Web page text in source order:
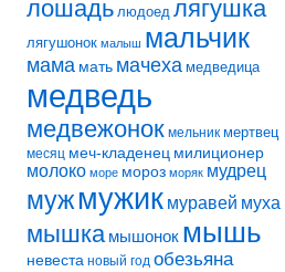
лошадь людоед лягушка
лягушонок малыш мальчик
мама мать мачеха медведица
медведь
медвежонок мельник мертвец
месяц меч-кладенец милиционер
молоко море мороз моряк мудрец
мужмужик муравей муха
мышка мышонок мышь
невеста новый год обезьяна